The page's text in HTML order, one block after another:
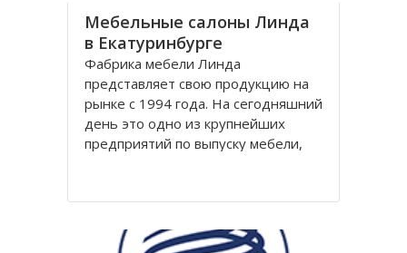
Мебельные салоны Линда
в Екатуринбурге
Фабрика мебели Линда
представляет свою продукцию на
рынке с 1994 года. На сегодняшний
день это одно из крупнейших
предприятий по выпуску мебели,
увеличение объема производства
имеет развитую сеть дилерских